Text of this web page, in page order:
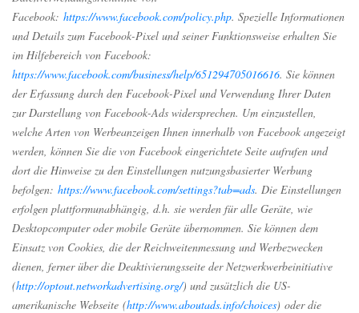
Facebook: https://www.facebook.com/policy.php. Spezielle Informationen
und Details zum Facebook-Pixel und seiner Funktionsweise erhalten Sie
im Hilfebereich von Facebook:
https://www.facebook.com/business/help/651294705016616. Sie können
der Erfassung durch den Facebook-Pixel und Verwendung Ihrer Daten
zur Darstellung von Facebook-Ads widersprechen. Um einzustellen,
welche Arten von Werbeanzeigen Ihnen innerhalb von Facebook angezeigt
werden, können Sie die von Facebook eingerichtete Seite aufrufen und
dort die Hinweise zu den Einstellungen nutzungsbasierter Werbung
befolgen: https://www.facebook.com/settings?tab=ads. Die Einstellungen
erfolgen plattformunabhängig, d.h. sie werden für alle Geräte, wie
Desktopcomputer oder mobile Geräte übernommen. Sie können dem
Einsatz von Cookies, die der Reichweitenmessung und Werbezwecken
dienen, ferner über die Deaktivierungsseite der Netzwerkwerbeinitiative
(http://optout.networkadvertising.org/) und zusätzlich die US-
amerikanische Webseite (http://www.aboutads.info/choices) oder die